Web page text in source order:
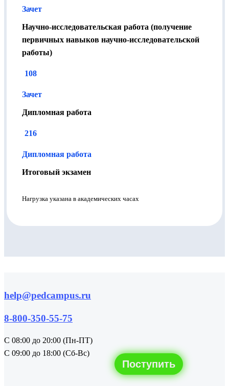
Зачет
Научно-исследовательская работа (получение
первичных навыков научно-исследовательской
работы)
108
Зачет
Дипломная работа
216
Дипломная работа
Итоговый экзамен
Нагрузка указана в академических часах
Поступить
help@pedcampus.ru
8-800-350-55-75
С 08:00 до 20:00 (Пн-ПТ)
С 09:00 до 18:00 (Сб-Вс)